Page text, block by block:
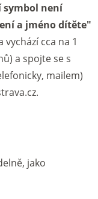
symbol není
a jméno dítěte"
cca na 1
a spojte se s
mailem)
jako